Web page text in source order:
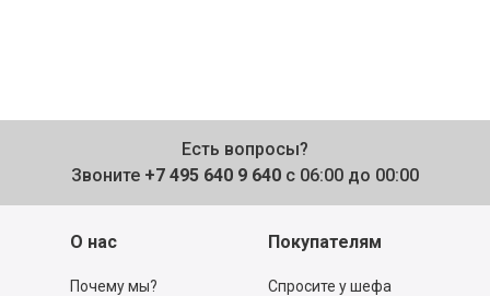
Есть вопросы?
Звоните +7 495 640 9 640 с 06:00 до 00:00
О нас
Почему мы?
Покупателям
Спросите у шефа